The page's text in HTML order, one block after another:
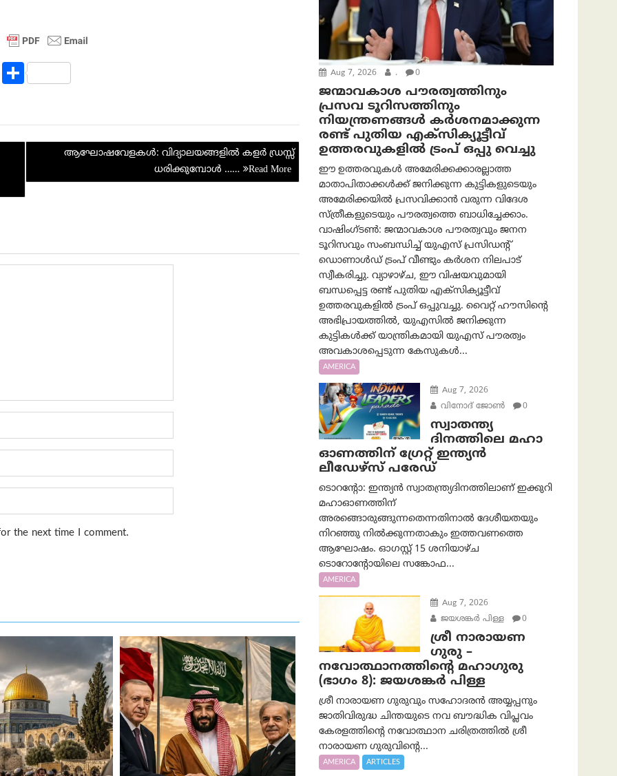
R S
ar
e
ആഘോഷവേളകൾ: വിദ്യാലയങ്ങളിൽ കളർ ഡ്രസ്സ്
ധരിക്കുമ്പോൾ ……
the next time I comment.
Aug 7, 2026 . 0
ജന്മാവകാശ പൗരത്വത്തിനും
പ്രസവ ടൂറിസത്തിനും
നിയന്ത്രണങ്ങൾ കർശനമാക്കുന്ന
രണ്ട് പുതിയ എക്സിക്യൂട്ടീവ്
ഉത്തരവുകളിൽ ട്രംപ് ഒപ്പു വെച്ചു
ഈ ഉത്തരവുകൾ അമേരിക്കക്കാരല്ലാത്ത
മാതാപിതാക്കൾക്ക് ജനിക്കുന്ന കുട്ടികളുടെയും
അമേരിക്കയിൽ പ്രസവിക്കാൻ വരുന്ന വിദേശ
സ്ത്രീകളുടെയും പൗരത്വത്തെ ബാധിച്ചേക്കാം.
വാഷിംഗ്ടണ്‍: ജന്മാവകാശ പൗരത്വവും ജനന
ടൂറിസവും സംബന്ധിച്ച് യുഎസ് പ്രസിഡന്റ്
ഡൊണാൾഡ് ട്രംപ് വീണ്ടും കർശന നിലപാട്
സ്വീകരിച്ചു. വ്യാഴാഴ്ച, ഈ വിഷയവുമായി
ബന്ധപ്പെട്ട രണ്ട് പുതിയ എക്സിക്യൂട്ടീവ്
ഉത്തരവുകളിൽ ട്രംപ് ഒപ്പുവച്ചു. വൈറ്റ് ഹൗസിന്റെ
അഭിപ്രായത്തിൽ, യുഎസിൽ ജനിക്കുന്ന
കുട്ടികൾക്ക് യാന്ത്രികമായി യുഎസ് പൗരത്വം
അവകാശപ്പെടുന്ന കേസുകൾ...
AMERICA
Aug 7, 2026
വിനോദ് ജോൺ
0
സ്വാതന്ത്യ
ദിനത്തിലെ മഹാ
ഓണത്തിന് ഗ്രേറ്റ് ഇന്ത്യൻ
ലീഡേഴ്സ് പരേഡ്
ടൊറന്റോ: ഇന്ത്യൻ സ്വാതന്ത്ര്യദിനത്തിലാണ് ഇക്കുറി
മഹാഓണത്തിന്
അരങ്ങൊരുങ്ങുന്നതെന്നതിനാൽ ദേശീയതയും
നിറഞ്ഞു നിൽക്കുന്നതാകും ഇത്തവണത്തെ
ആഘോഷം. ഓഗസ്റ്റ് 15 ശനിയാഴ്ച
ടൊറോന്റോയിലെ സങ്കോഫ...
AMERICA
Aug 7, 2026
ജയശങ്കര്‍ പിള്ള
0
ശ്രീ നാരായണ
ഗുരു –
നവോത്ഥാനത്തിന്റെ മഹാഗുരു
(ഭാഗം 8): ജയശങ്കര്‍ പിള്ള
ശ്രീ നാരായണ ഗുരുവും സഹോദരൻ അയ്യപ്പനും
ജാതിവിരുദ്ധ ചിന്തയുടെ നവ ബൗദ്ധിക വിപ്ലവം
കേരളത്തിന്റെ നവോത്ഥാന ചരിത്രത്തിൽ ശ്രീ
നാരായണ ഗുരുവിന്റെ...
AMERICA ARTICLES